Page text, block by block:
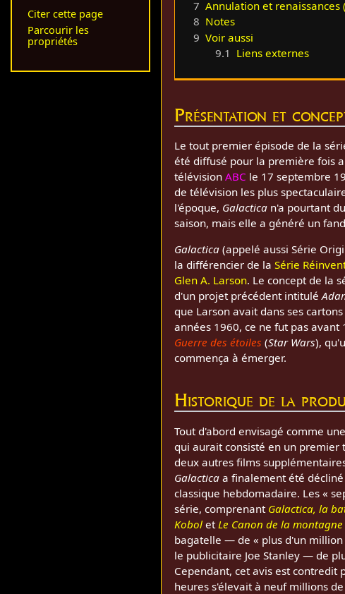
7 Annulation et renaissances
8 Notes
9 Voir aussi
9.1 Liens externes
Présentation et
Le tout premier épisode de la
été diffusé pour la première fois
télévisionABC le 17 septembre
de télévision les plus
l'époque, Galactica n'a pourtant
saison, mais elle a généré un
Galactica (appelé aussi Série
la différencier de laSérie
Glen A. Larson. Le concept de la
d'un projet précédent intitulé
que Larson avait dans ses
années 1960, ce ne fut pas
Guerre des étoiles (Star Wars),
commença à émerger.
Historique de la
Tout d'abord envisagé comme
qui aurait consisté en un
deux autres films
Galactica a finalement été
classique hebdomadaire. Les «
série, comprenant Galactica, la
Kobol et Le Canon de la
bagatelle — de « plus d'un
le publicitaire Joe Stanley — de
Cependant, cet avis est contredit
heures s'élevait à neuf millions
Citer cette page
Parcourir les
propriétés